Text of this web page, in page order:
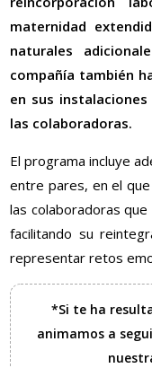
maternidad
naturales
compañía también
en sus
las colaboradoras.
El programa incluye
entre pares, en el
las colaboradoras
facilitando su
representar retos
*Si te ha
animamos a